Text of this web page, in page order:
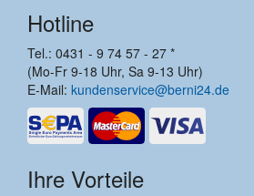
Hotline
Tel.: 0431 - 9 74 57 - 27 *
(Mo-Fr 9-18 Uhr, Sa 9-13 Uhr)
E-Mail: kundenservice@berni24.de
Ihre Vorteile